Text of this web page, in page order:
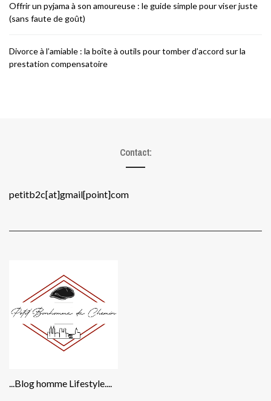
Offrir un pyjama à son amoureuse : le guide simple pour viser juste
(sans faute de goût)
Divorce à l’amiable : la boîte à outils pour tomber d’accord sur la
prestation compensatoire
Contact:
petitb2c[at]gmail[point]com
...Blog homme Lifestyle....